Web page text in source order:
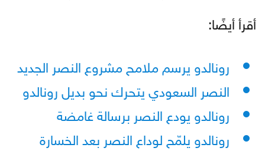
أقرأ أيضًا:
رونالدو يرسم ملامح مشروع النصر الجديد
النصر السعودي يتحرك نحو بديل رونالدو
رونالدو يودع النصر برسالة غامضة
رونالدو يلمّح لوداع النصر بعد الخسارة